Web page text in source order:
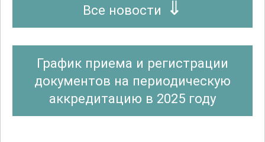
Все новости
График приема и регистрации
документов на периодическую
аккредитацию в 2025 году